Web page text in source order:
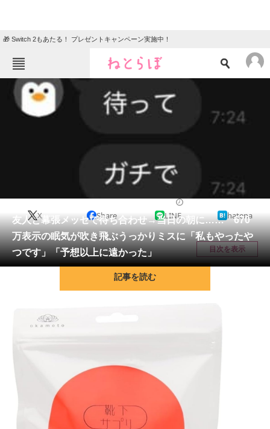
🎁 Switch 2もあたる！ プレゼントキャンペーン実施中！
ねとらぼメニュー
TOP ニュース
教育・育児
会員記事
メディア
注目記事を集めた総合ページ
スマホと通信の最新トレンド
好きが集まる 比べて選べる
ビジネスと働き方のヒント
AI活用のいまが分かる
友人と幕張メッセで待ち合わせ→当日の朝に…… 670
万表示の眠気が吹き飛ぶうっかりミスに「私もやったや
つです」「予想以上に遠かった」
X Share LINE hatena
目次を表示
記事を読む